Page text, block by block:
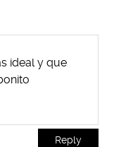
ideal y que
Reply